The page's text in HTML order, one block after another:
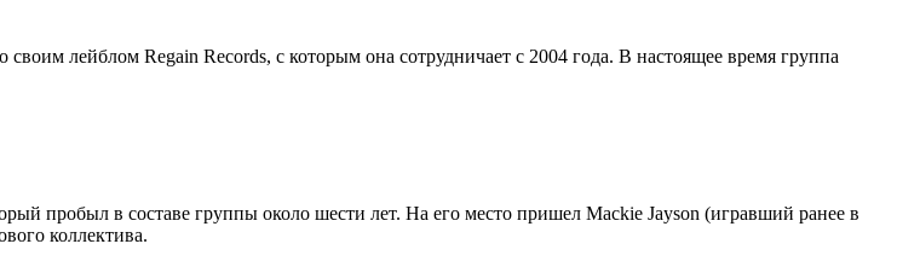
лейблом Regain Records, с которым она сотрудничает с 2004 года. В настоящее время группа
пробыл в составе группы около шести лет. На его место пришел Mackie Jayson (игравший ранее в
коллектива.